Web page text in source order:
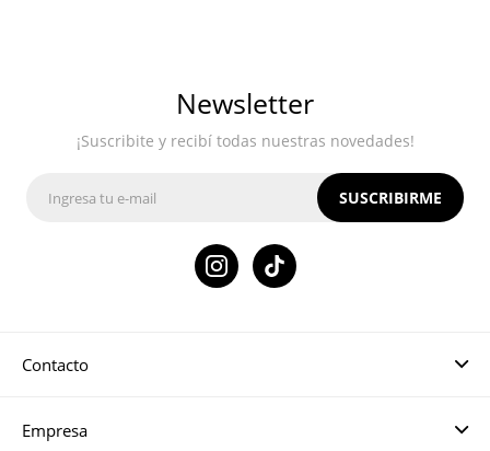
Contacto
Empresa
Newsletter
¡Suscribite y recibí todas nuestras novedades!
SUSCRIBIRME
